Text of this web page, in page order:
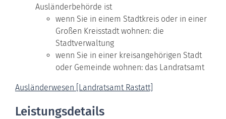
Ausländerbehörde ist
wenn Sie in einem Stadtkreis oder in einer
Großen Kreisstadt wohnen: die
Stadtverwaltung
wenn Sie in einer kreisangehörigen Stadt
oder Gemeinde wohnen: das Landratsamt
Ausländerwesen [Landratsamt Rastatt]
Leistungsdetails